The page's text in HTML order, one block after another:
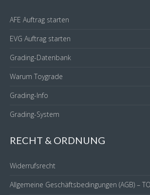
AFE Auftrag starten
EVG Auftrag starten
Grading-Datenbank
Warum Toygrade
Grading-Info
Grading-System
RECHT & ORDNUNG
Widerrufsrecht
Allgemeine Geschäftsbedingungen (AGB) –